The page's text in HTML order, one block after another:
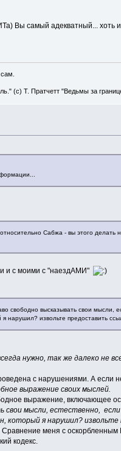
Вы самый адекватный...
(с) Т. Пратчетт "Ведьмы за
Сабжа - вы этого делать
и с моими с "наездАМИ"
свободно высказывать свои
нарушил? извольте предоставить
нужно, так же далеко не
с нарушениями. А если
выражение своих мыслей.
выражение, включающее
свои мысли, естественно,
который я нарушил? извольте
меня с
кодекс.